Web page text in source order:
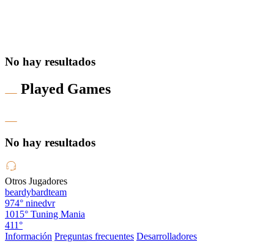
No hay resultados
Played Games
No hay resultados
Otros Jugadores
beardybardteam
974° ninedvr
1015° Tuning Mania
411°
Información Preguntas frecuentes Desarrolladores